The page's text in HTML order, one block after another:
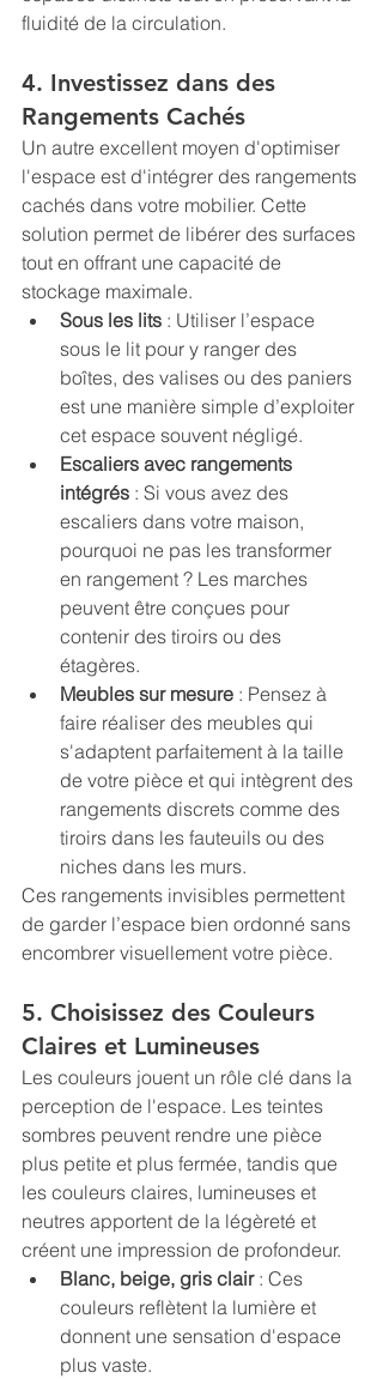
fluidité de la circulation.
4. Investissez dans des
Rangements Cachés
Un autre excellent moyen d'optimiser
l'espace est d'intégrer des rangements
cachés dans votre mobilier. Cette
solution permet de libérer des surfaces
tout en offrant une capacité de
stockage maximale.
Sous les lits : Utiliser l’espace
sous le lit pour y ranger des
boîtes, des valises ou des paniers
est une manière simple d’exploiter
cet espace souvent négligé.
Escaliers avec rangements
intégrés : Si vous avez des
escaliers dans votre maison,
pourquoi ne pas les transformer
en rangement ? Les marches
peuvent être conçues pour
contenir des tiroirs ou des
étagères.
Meubles sur mesure : Pensez à
faire réaliser des meubles qui
s'adaptent parfaitement à la taille
de votre pièce et qui intègrent des
rangements discrets comme des
tiroirs dans les fauteuils ou des
niches dans les murs.
Ces rangements invisibles permettent
de garder l’espace bien ordonné sans
encombrer visuellement votre pièce.
5. Choisissez des Couleurs
Claires et Lumineuses
Les couleurs jouent un rôle clé dans la
perception de l'espace. Les teintes
sombres peuvent rendre une pièce
plus petite et plus fermée, tandis que
les couleurs claires, lumineuses et
neutres apportent de la légèreté et
créent une impression de profondeur.
Blanc, beige, gris clair : Ces
couleurs reflètent la lumière et
donnent une sensation d'espace
plus vaste.